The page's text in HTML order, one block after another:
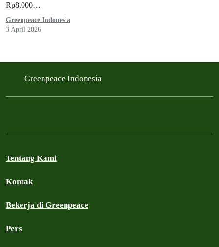
Rp8.000…
Greenpeace Indonesia
3 April 2026
Greenpeace Indonesia
Tentang Kami
Kontak
Bekerja di Greenpeace
Pers